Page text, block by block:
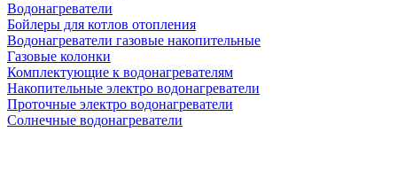
Водонагреватели
Бойлеры для котлов отопления
Водонагреватели газовые накопительные
Газовые колонки
Комплектующие к водонагревателям
Накопительные электро водонагреватели
Проточные электро водонагреватели
Солнечные водонагреватели